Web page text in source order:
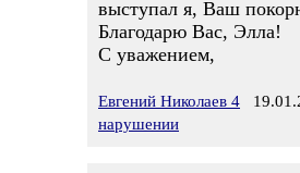
выступал я, Ваш
Благодарю Вас, Элла!
С уважением,
Евгений Николаев 4
нарушении